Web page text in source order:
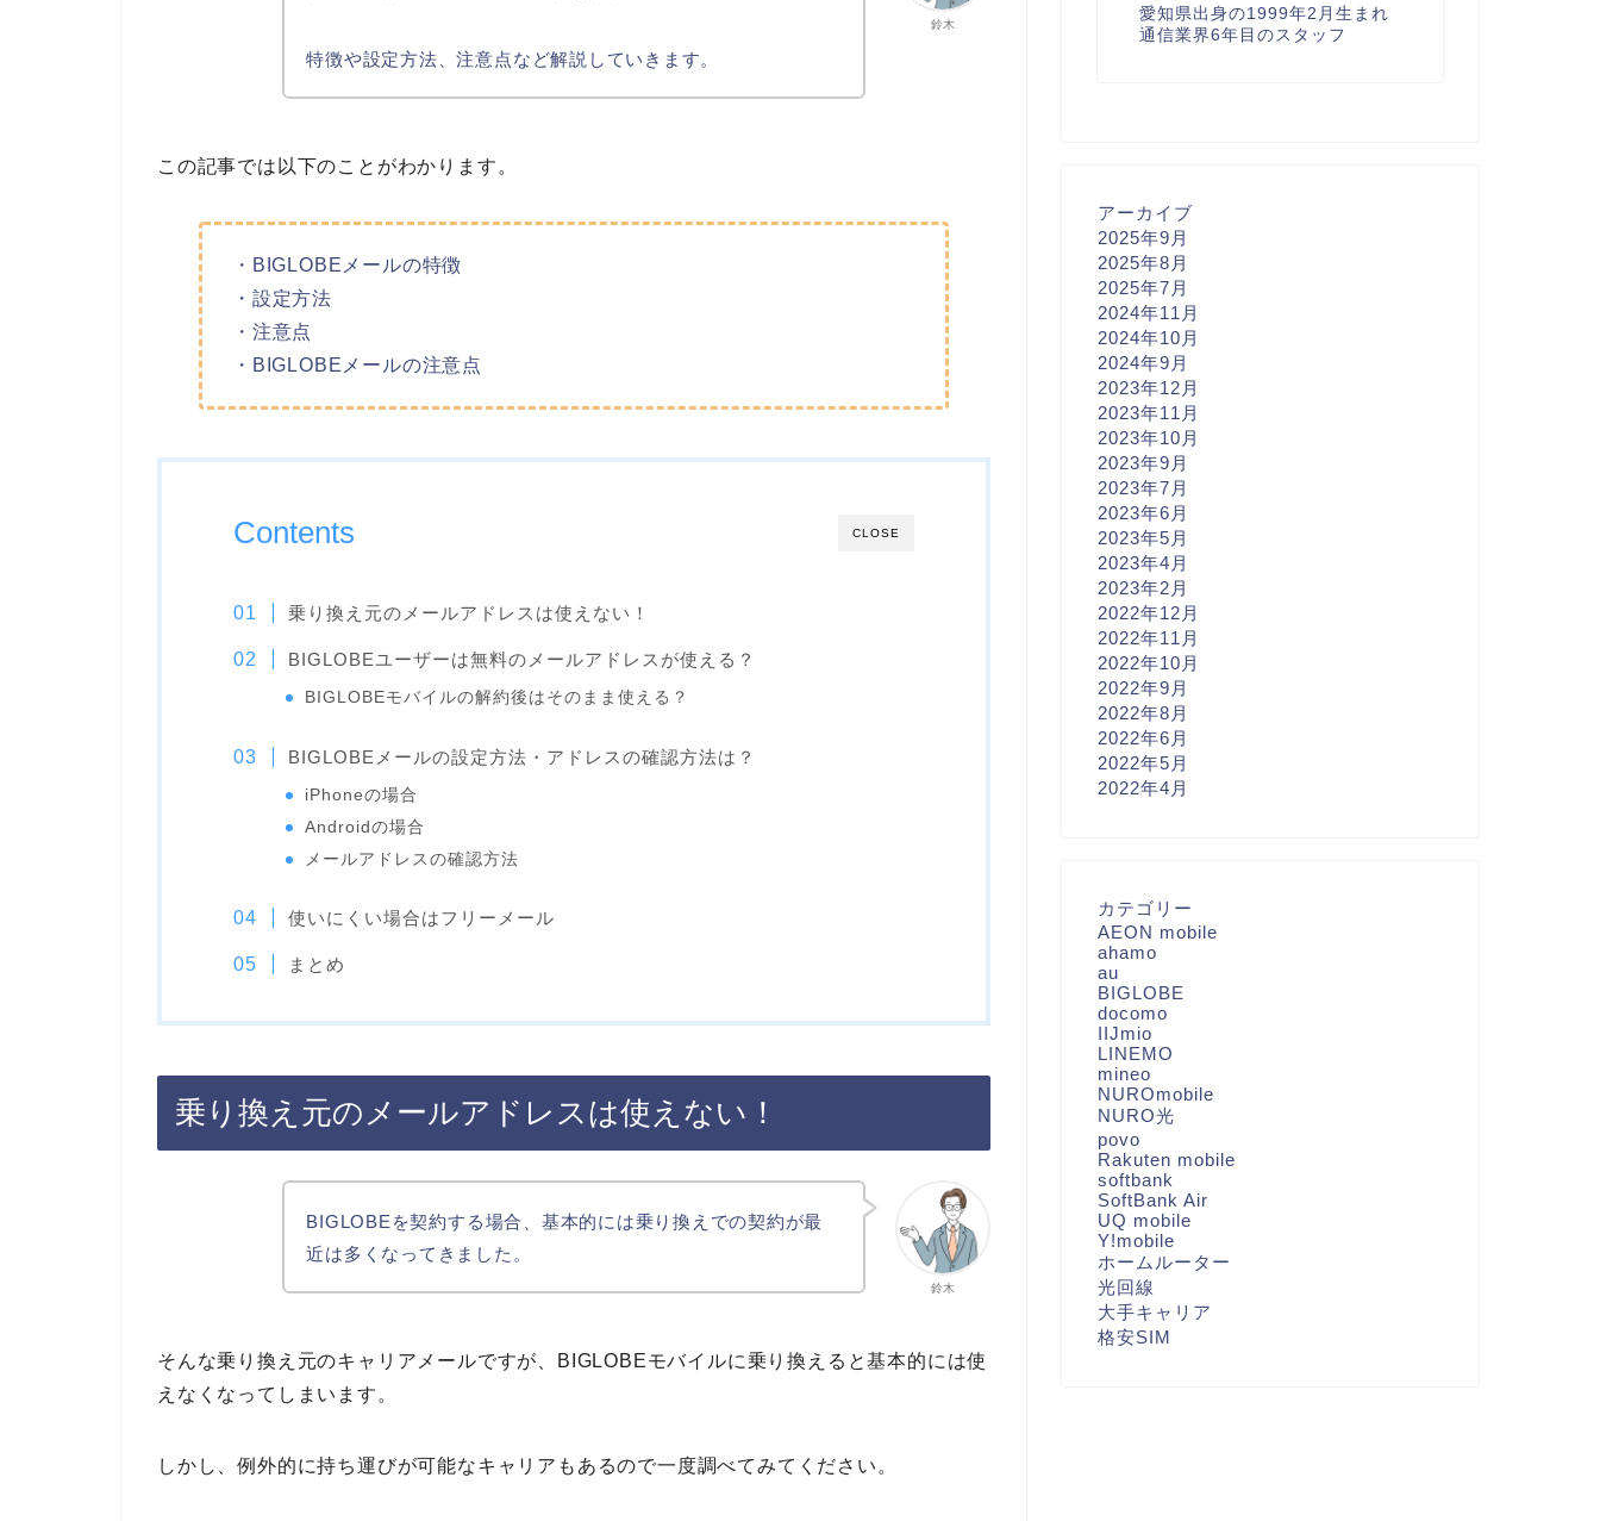
鈴木
特徴や設定方法、注意点など解説していきます。
この記事では以下のことがわかります。
・BIGLOBEメールの特徴
・設定方法
・注意点
・BIGLOBEメールの注意点
CLOSE
Contents
乗り換え元のメールアドレスは使えない！
BIGLOBEユーザーは無料のメールアドレスが使える？
BIGLOBEモバイルの解約後はそのまま使える？
BIGLOBEメールの設定方法・アドレスの確認方法は？
iPhoneの場合
Androidの場合
メールアドレスの確認方法
使いにくい場合はフリーメール
まとめ
乗り換え元のメールアドレスは使えない！
鈴木
BIGLOBEを契約する場合、基本的には乗り換えでの契約が最
近は多くなってきました。
そんな乗り換え元のキャリアメールですが、BIGLOBEモバイルに乗り換えると基本的には使
えなくなってしまいます。
しかし、例外的に持ち運びが可能なキャリアもあるので一度調べてみてください。
愛知県出身の1999年2月生まれ
通信業界6年目のスタッフ
アーカイブ
2025年9月
2025年8月
2025年7月
2024年11月
2024年10月
2024年9月
2023年12月
2023年11月
2023年10月
2023年9月
2023年7月
2023年6月
2023年5月
2023年4月
2023年2月
2022年12月
2022年11月
2022年10月
2022年9月
2022年8月
2022年6月
2022年5月
2022年4月
カテゴリー
AEON mobile
ahamo
au
BIGLOBE
docomo
IIJmio
LINEMO
mineo
NUROmobile
NURO光
povo
Rakuten mobile
softbank
SoftBank Air
UQ mobile
Y!mobile
ホームルーター
光回線
大手キャリア
格安SIM